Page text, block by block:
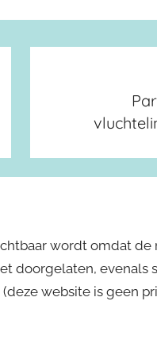
wordt omdat
doorgelaten,
website is geen